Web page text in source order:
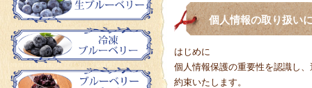
個人情報の取り扱い
はじめに
個人情報保護の重要性を認識し
約束いたします。